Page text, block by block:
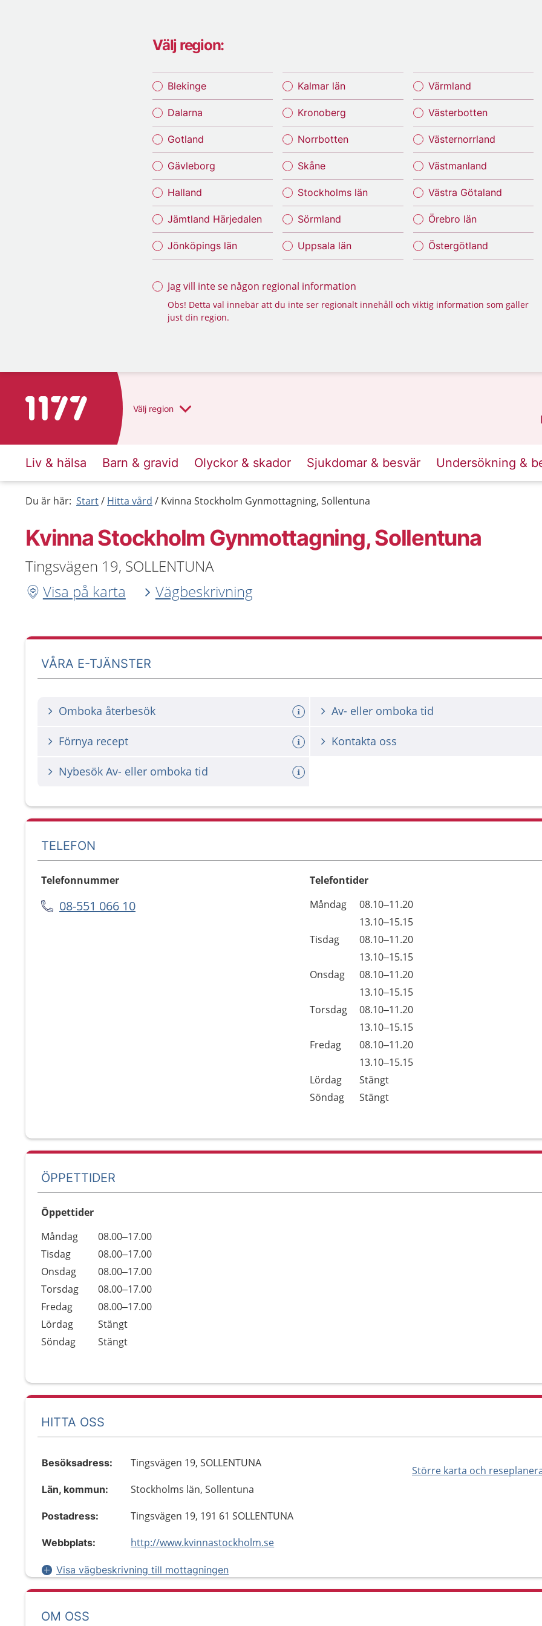
Välj region:
Blekinge
Dalarna
Gotland
Gävleborg
Halland
Jämtland Härjedalen
Jönköpings län
Kalmar län
Kronoberg
Norrbotten
Skåne
Stockholms län
Sörmland
Uppsala län
Värmland
Västerbotten
Västernorrland
Västmanland
Västra Götaland
Örebro län
Östergötland
Jag vill inte se någon regional information
Obs! Detta val innebär att du inte ser regionalt innehåll och viktig information som gäller
just din region.
Till startsidan för 1177 Välj region
Liv & hälsa Barn & gravid Olyckor & skador Sjukdomar & besvär Undersökning &
Du är här: Start Hitta vård Kvinna Stockholm Gynmottagning, Sollentuna
Kvinna Stockholm Gynmottagning, Sollentuna
Tingsvägen 19, SOLLENTUNA
Visa på karta
Vägbeskrivning
VÅRA E-TJÄNSTER
Omboka återbesök Av- eller omboka tid
Förnya recept Kontakta oss
Nybesök Av- eller omboka tid
TELEFON
Telefonnummer
08-551 066 10
Telefontider
Dag
Öppettider
Kommentarer
Måndag
08.10–11.20
13.10–15.15
Tisdag
08.10–11.20
13.10–15.15
Onsdag
08.10–11.20
13.10–15.15
Torsdag
08.10–11.20
13.10–15.15
Fredag
08.10–11.20
13.10–15.15
Lördag
Stängt
Söndag
Stängt
ÖPPETTIDER
Öppettider
Dag
Öppettider
Kommentarer
Måndag
08.00–17.00
Tisdag
08.00–17.00
Onsdag
08.00–17.00
Torsdag
08.00–17.00
Fredag
08.00–17.00
Lördag
Stängt
Söndag
Stängt
HITTA OSS
Större karta och
Besöksadress: Tingsvägen 19, SOLLENTUNA
Län, kommun: Stockholms län, Sollentuna
Postadress: Tingsvägen 19, 191 61 SOLLENTUNA
Webbplats: http://www.kvinnastockholm.se
Visa vägbeskrivning till mottagningen
OM OSS